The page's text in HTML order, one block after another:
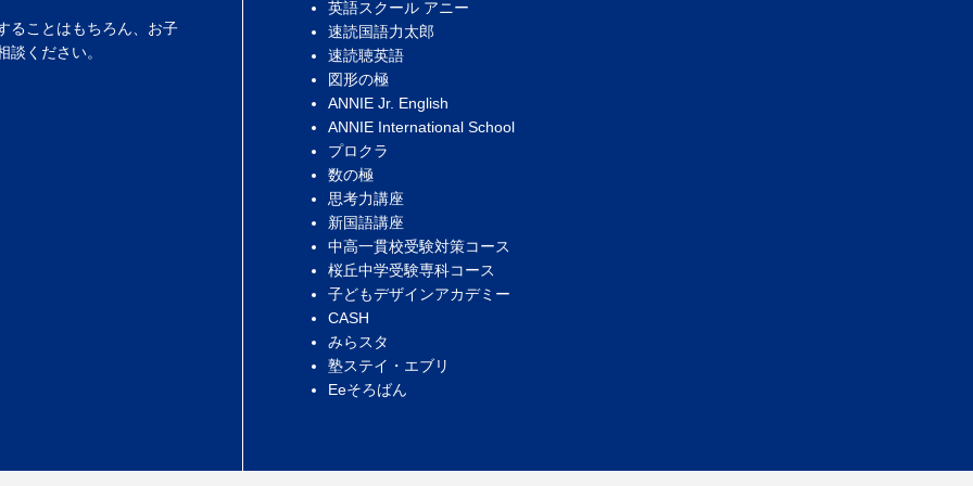
ることはもちろん、お子
ください。
英語スクール アニー
速読国語力太郎
速読聴英語
図形の極
ANNIE Jr. English
ANNIE International School
プロクラ
数の極
思考力講座
新国語講座
中高一貫校受験対策コース
桜丘中学受験専科コース
子どもデザインアカデミー
CASH
みらスタ
塾ステイ・エブリ
Eeそろばん